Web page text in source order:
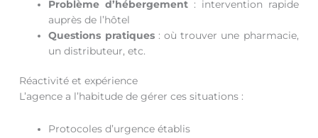
Problème d’hébergement : intervention rapide
auprès de l’hôtel
Questions pratiques: où trouver une pharmacie,
un distributeur, etc.
Réactivité et expérience
L’agence a l’habitude de gérer ces situations :
Protocoles d’urgence établis